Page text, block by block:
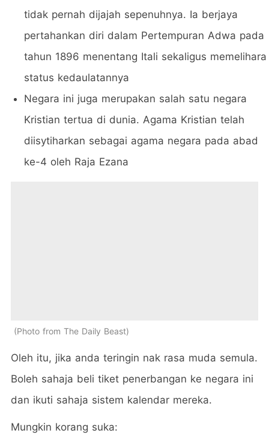
tidak pernah dijajah sepenuhnya. Ia berjaya
pertahankan diri dalam Pertempuran Adwa pada
tahun 1896 menentang Itali sekaligus memelihara
status kedaulatannya
Negara ini juga merupakan salah satu negara
Kristian tertua di dunia. Agama Kristian telah
diisytiharkan sebagai agama negara pada abad
ke-4 oleh Raja Ezana
Photo from The Daily Beast
Oleh itu, jika anda teringin nak rasa muda semula.
Boleh sahaja beli tiket penerbangan ke negara ini
dan ikuti sahaja sistem kalendar mereka.
Mungkin korang suka: